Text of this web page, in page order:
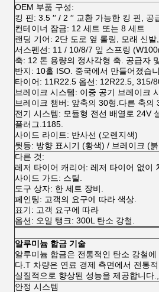
OEM 부품 구성:
킹 핀: 3.5 ′′ / 2 ′′ 교환 가능한 킹 핀, 공
컨테이너 잠금: 12 세트 또는 8 세트
랜딩 기어: 2단 도로 옆 롤링, 모래 신발
서스펜션: 11 / 10/8/7 잎 스프링
축: 12 톤 용량의 정사각형 축. 공급자
반지: 10홀 ISO. 중국에서 만들어졌습
타이어: 11R22.5 옵션: 12R22.5, 315/
브레이크 시스템: 이중 공기 브레이크
브레이크 챔버: 앞축의 30형.다른 축의
전기 시스템: 모듈형 전선 배열로 24V
플러그.1185.
사이드 라이트: 반사선 (오렌지색)
뒷등: 방향 표시기 (황색) / 브레이크 (
다른 것:
레저 타이어 캐리어: 레저 타이어 없이
사이드 가드: 스틸.
도구 상자: 한 세트 장비.
페인팅: 고객의 요구에 따라 색상.
표기: 고객 요구에 따라
옵션: 오일 탱크: 300L 탄소 강철.
알루미늄 합금 기술
알루미늄 합금은 전통적인 탄소 강철
다.T 차량은 연료 경제 측면에서 전통
실질적으로 향상된 성능을 제공합니다
안정 시스템